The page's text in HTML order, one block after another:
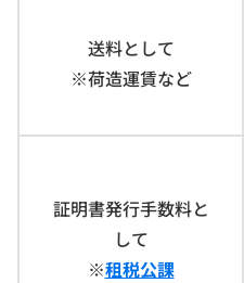
送料として
※荷造運賃など
証明書発行手数料と
して
※租税公課